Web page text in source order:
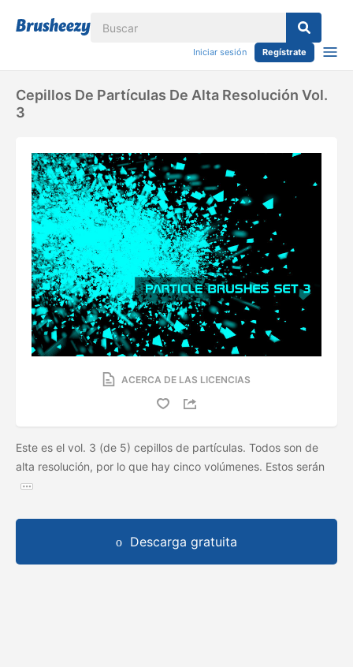
Iniciar sesión Regístrate
Cepillos De Partículas De Alta Resolución Vol.
3
ACERCA DE LAS LICENCIAS
Este es el vol. 3 (de 5) cepillos de partículas. Todos son de
alta resolución, por lo que hay cinco volúmenes. Estos serán
Descarga gratuita